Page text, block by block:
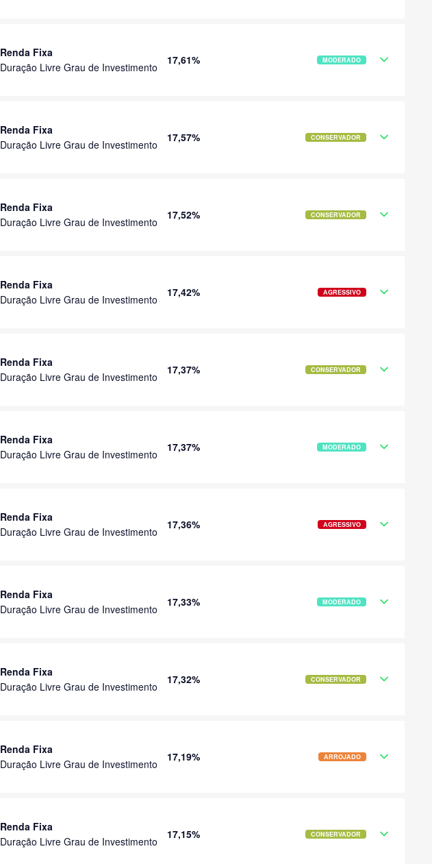
Renda Fixa
Duração Livre Grau de Investimento
17,61% MODERADO
Renda Fixa
Duração Livre Grau de Investimento
17,57% CONSERVADOR
Renda Fixa
Duração Livre Grau de Investimento
17,52% CONSERVADOR
Renda Fixa
Duração Livre Grau de Investimento
17,42% AGRESSIVO
Renda Fixa
Duração Livre Grau de Investimento
17,37% CONSERVADOR
Renda Fixa
Duração Livre Grau de Investimento
17,37% MODERADO
Renda Fixa
Duração Livre Grau de Investimento
17,36% AGRESSIVO
Renda Fixa
Duração Livre Grau de Investimento
17,33% MODERADO
Renda Fixa
Duração Livre Grau de Investimento
17,32% CONSERVADOR
Renda Fixa
Duração Livre Grau de Investimento
17,19% ARROJADO
Renda Fixa
Duração Livre Grau de Investimento
17,15% CONSERVADOR